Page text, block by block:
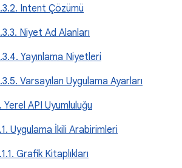
Intent Çözümü
Niyet Ad Alanları
Yayınlama Niyetleri
Varsayılan Uygulama Ayarları
Yerel API Uyumluluğu
Uygulama İkili Arabirimleri
Grafik Kitaplıkları